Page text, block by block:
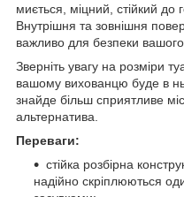
миється, міцний, стійкий до
Внутрішня та зовнішня
важливо для безпеки
Зверніть увагу на розміри
вашому вихованцю буде в
знайде більш сприятливе
альтернатива.
Переваги:
стійка розбірна
надійно скріплюються